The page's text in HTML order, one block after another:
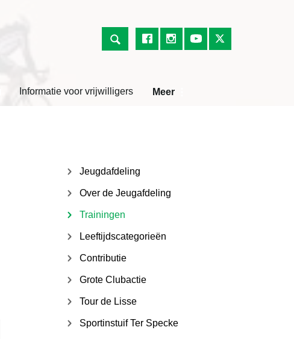
Informatie voor vrijwilligers Meer
Jeugdafdeling
Over de Jeugafdeling
Trainingen
Leeftijdscategorieën
Contributie
Grote Clubactie
Tour de Lisse
Sportinstuif Ter Specke